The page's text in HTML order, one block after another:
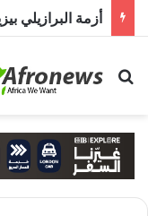
بحث عن